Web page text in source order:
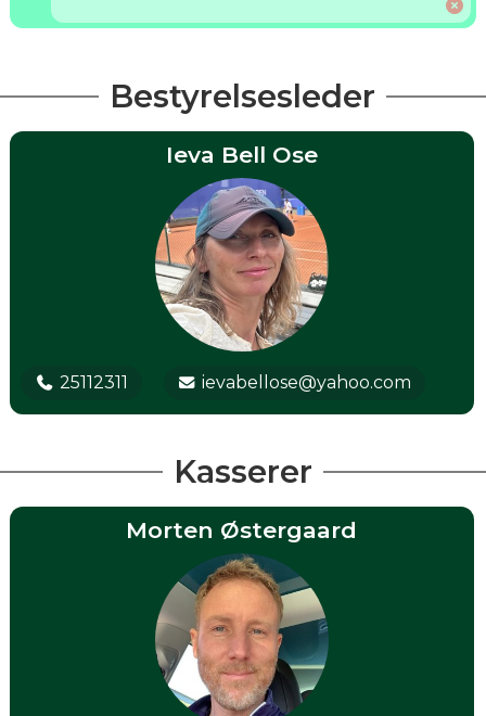
Bestyrelsesleder
Ieva Bell Ose
25112311 ievabellose@yahoo.com
Kasserer
Morten Østergaard